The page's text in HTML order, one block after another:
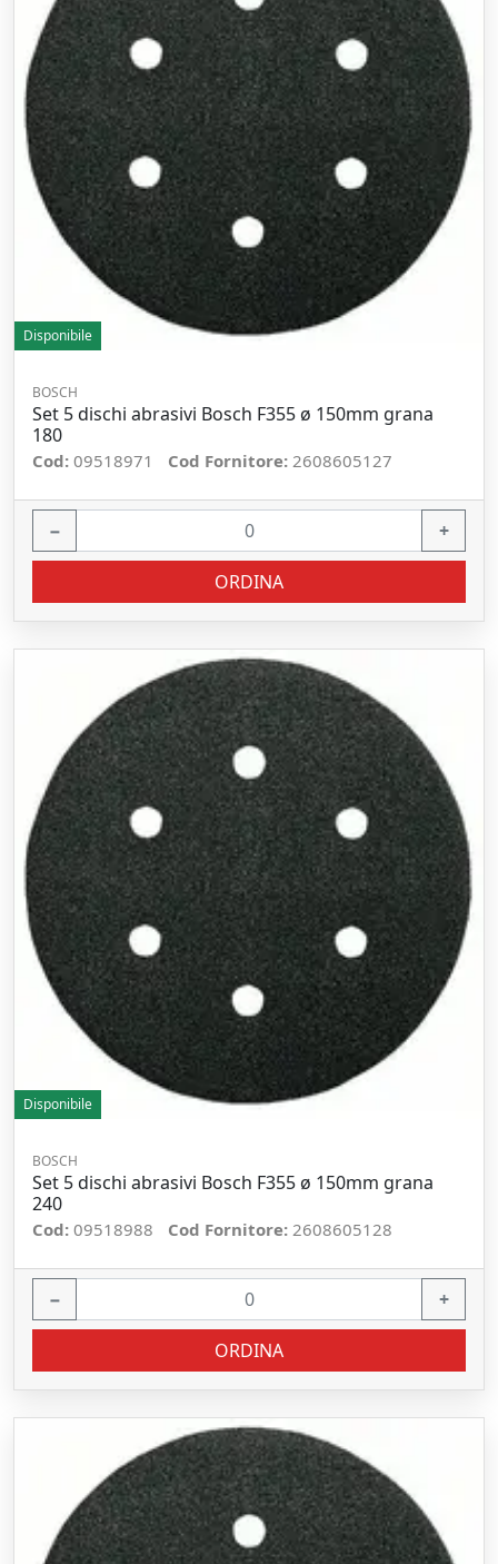
Disponibile
BOSCH
Set 5 dischi abrasivi Bosch F355 ø 150mm grana
180
Cod: 09518971 Cod Fornitore: 2608605127
− +
ORDINA
Disponibile
BOSCH
Set 5 dischi abrasivi Bosch F355 ø 150mm grana
240
Cod: 09518988 Cod Fornitore: 2608605128
− +
ORDINA